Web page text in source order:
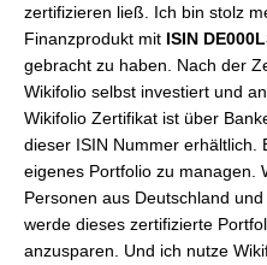
zertifizieren ließ. Ich bin stolz
Finanzprodukt mit ISIN
gebracht zu haben. Nach der
Wikifolio selbst investiert und
Wikifolio Zertifikat ist über
dieser ISIN Nummer erhältlich.
eigenes Portfolio zu managen.
Personen aus Deutschland
werde dieses zertifizierte
anzusparen. Und ich nutze